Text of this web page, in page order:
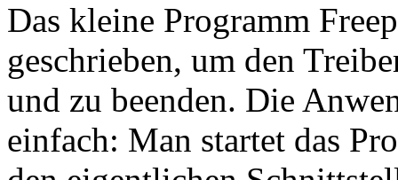
Das kleine Programm
geschrieben, um den
und zu beenden. Die
einfach: Man startet das